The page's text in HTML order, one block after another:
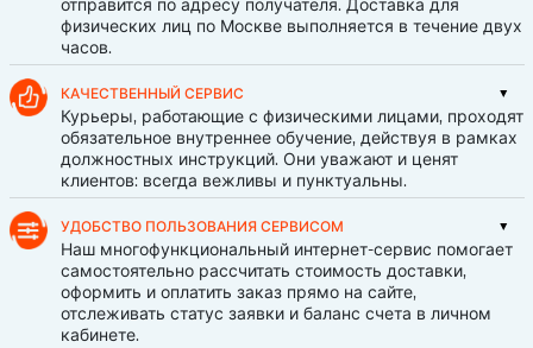
отправится по адресу получателя. Доставка для
физических лиц по Москве выполняется в течение двух
часов.
КАЧЕСТВЕННЫЙ СЕРВИС
Курьеры, работающие с физическими лицами, проходят
обязательное внутреннее обучение, действуя в рамках
должностных инструкций. Они уважают и ценят
клиентов: всегда вежливы и пунктуальны.
УДОБСТВО ПОЛЬЗОВАНИЯ СЕРВИСОМ
Наш многофункциональный интернет-сервис помогает
самостоятельно рассчитать стоимость доставки,
оформить и оплатить заказ прямо на сайте,
отслеживать статус заявки и баланс счета в личном
кабинете.